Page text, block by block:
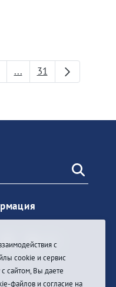
...Промежуточные
Страница
31
с
cookie и сервис
сайтом, Вы даете
файлов и согласие на